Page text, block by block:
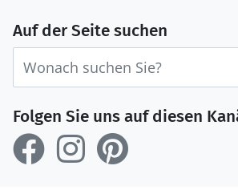
Auf der Seite suchen
Folgen Sie uns auf diesen